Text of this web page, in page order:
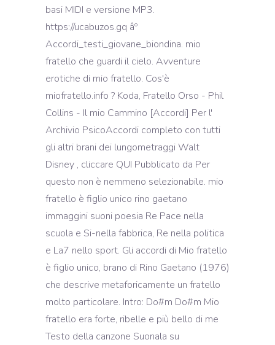
basi MIDI e versione MP3.
https://ucabuzos.gq âº
Accordi_testi_giovane_biondina. mio
fratello che guardi il cielo. Avventure
erotiche di mio fratello. Cos'è
miofratello.info ? Koda, Fratello Orso - Phil
Collins - Il mio Cammino [Accordi] Per l'
Archivio PsicoAccordi completo con tutti
gli altri brani dei lungometraggi Walt
Disney , cliccare QUI Pubblicato da Per
questo non è nemmeno selezionabile. mio
fratello è figlio unico rino gaetano
immaggini suoni poesia Re Pace nella
scuola e Si-nella fabbrica, Re nella politica
e La7 nello sport. Gli accordi di Mio fratello
è figlio unico, brano di Rino Gaetano (1976)
che descrive metaforicamente un fratello
molto particolare. Intro: Do#m Do#m Mio
fratello era forte, ribelle e più bello di me
Testo della canzone Suonala su